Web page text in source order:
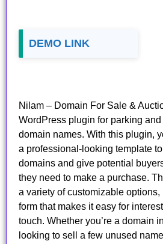
DEMO LINK
Nilam – Domain For Sale &
WordPress plugin for parking
domain names. With this plugin,
a professional-looking template
domains and give potential
they need to make a purchase.
a variety of customizable
form that makes it easy for
touch. Whether you’re a domain
looking to sell a few unused